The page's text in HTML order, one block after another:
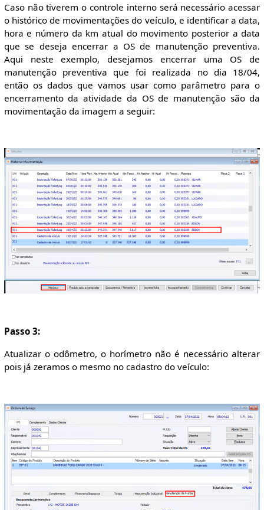
Caso não tiverem o controle interno será necessário acessar
o histórico de movimentações do veículo, e identificar a data,
hora e número da km atual do movimento posterior a data
que se deseja encerrar a OS de manutenção preventiva.
Aqui neste exemplo, desejamos encerrar uma OS de
manutenção preventiva que foi realizada no dia 18/04,
então os dados que vamos usar como parâmetro para o
encerramento da atividade da OS de manutenção são da
movimentação da imagem a seguir:
Passo 3:
Atualizar o odômetro, o horímetro não é necessário alterar
pois já zeramos o mesmo no cadastro do veículo: